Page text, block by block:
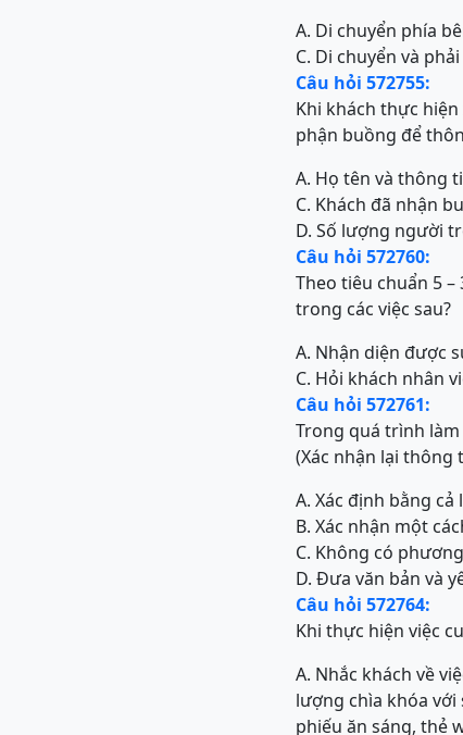
A. Di chuyển phía
C. Di chuyển và
Câu hỏi 572755:
Khi khách thực
phận buồng để
A. Họ tên và thông
C. Khách đã nhận
D. Số lượng người
Câu hỏi 572760:
Theo tiêu chuẩn 5
trong các việc sau?
A. Nhận diện được
C. Hỏi khách nhân
Câu hỏi 572761:
Trong quá trình
(Xác nhận lại thông
A. Xác định bằng
B. Xác nhận một
C. Không có
D. Đưa văn bản và
Câu hỏi 572764:
Khi thực hiện việc
A. Nhắc khách về
lượng chìa khóa
phiếu ăn sáng, thẻ